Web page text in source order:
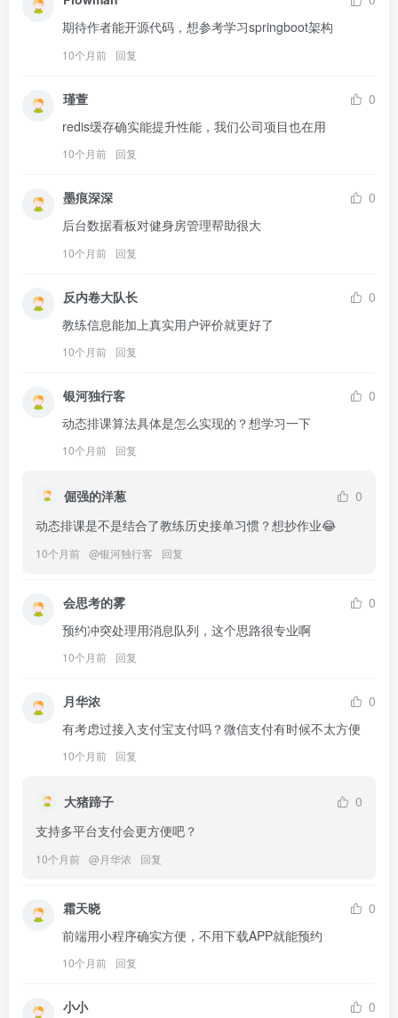
期待作者能开源代码，想参考学习springboot架构
10个月前 回复
瑾萱
0
redis缓存确实能提升性能，我们公司项目也在用
10个月前 回复
墨痕深深
0
后台数据看板对健身房管理帮助很大
10个月前 回复
反内卷大队长
0
教练信息能加上真实用户评价就更好了
10个月前 回复
银河独行客
0
动态排课算法具体是怎么实现的？想学习一下
10个月前 回复
倔强的洋葱
0
动态排课是不是结合了教练历史接单习惯？想抄作业😂
10个月前 @银河独行客 回复
会思考的雾
0
预约冲突处理用消息队列，这个思路很专业啊
10个月前 回复
月华浓
0
有考虑过接入支付宝支付吗？微信支付有时候不太方便
10个月前 回复
大猪蹄子
0
支持多平台支付会更方便吧？
10个月前 @月华浓 回复
霜天晓
0
前端用小程序确实方便，不用下载APP就能预约
10个月前 回复
小小 0